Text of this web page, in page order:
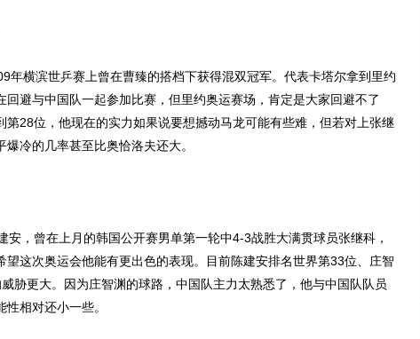
横滨世乒赛上曾在曹臻的搭档下获得混双冠军。代表卡塔尔拿到里约
避与中国队一起参加比赛，但里约奥运赛场，肯定是大家回避不了
第28位，他现在的实力如果说要想撼动马龙可能有些难，但若对上张继
冷的几率甚至比奥恰洛夫还大。
，曾在上月的韩国公开赛男单第一轮中4-3战胜大满贯球员张继科，
望这次奥运会他能有更出色的表现。目前陈建安排名世界第33位、庄智
胁更大。因为庄智渊的球路，中国队主力太熟悉了，他与中国队队员
相对还小一些。